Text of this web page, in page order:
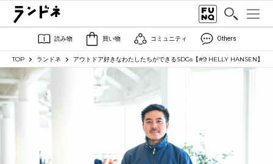
読み物 買い物 コミュニティ Others
TOP ランドネ アウトドア好きなわたしたちができるSDGs【#9 HELLY HANSEN】